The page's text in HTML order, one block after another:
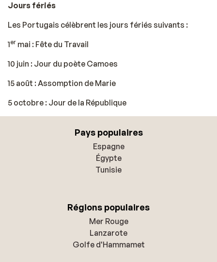
Jours fériés
Les Portugais célèbrent les jours fériés suivants :
1er mai : Fête du Travail
10 juin : Jour du poète Camoes
15 août : Assomption de Marie
5 octobre : Jour de la République
Pays populaires
Espagne
Égypte
Tunisie
Régions populaires
Mer Rouge
Lanzarote
Golfe d'Hammamet